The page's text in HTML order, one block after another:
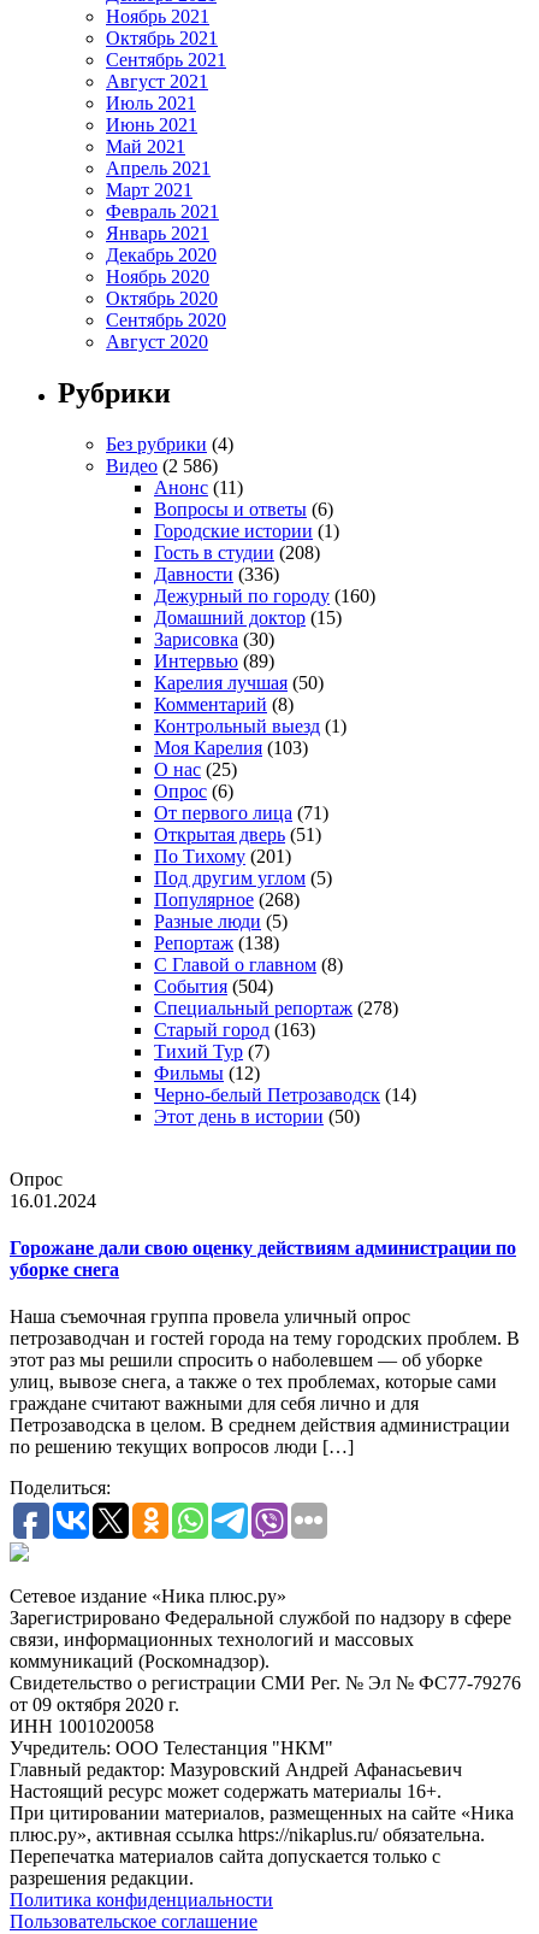
Ноябрь 2021
Октябрь 2021
Сентябрь 2021
Август 2021
Июль 2021
Июнь 2021
Май 2021
Апрель 2021
Март 2021
Февраль 2021
Январь 2021
Декабрь 2020
Ноябрь 2020
Октябрь 2020
Сентябрь 2020
Август 2020
Рубрики
Без рубрики (4)
Видео (2 586)
Анонс (11)
Вопросы и ответы (6)
Городские истории (1)
Гость в студии (208)
Давности (336)
Дежурный по городу (160)
Домашний доктор (15)
Зарисовка (30)
Интервью (89)
Карелия лучшая (50)
Комментарий (8)
Контрольный выезд (1)
Моя Карелия (103)
О нас (25)
Опрос (6)
От первого лица (71)
Открытая дверь (51)
По Тихому (201)
Под другим углом (5)
Популярное (268)
Разные люди (5)
Репортаж (138)
С Главой о главном (8)
События (504)
Специальный репортаж (278)
Старый город (163)
Тихий Тур (7)
Фильмы (12)
Черно-белый Петрозаводск (14)
Этот день в истории (50)
Опрос
16.01.2024
Горожане дали свою оценку действиям администрации по
уборке снега
Наша съемочная группа провела уличный опрос
петрозаводчан и гостей города на тему городских проблем. В
этот раз мы решили спросить о наболевшем — об уборке
улиц, вывозе снега, а также о тех проблемах, которые сами
граждане считают важными для себя лично и для
Петрозаводска в целом. В среднем действия администрации
по решению текущих вопросов люди […]
Поделиться:
Сетевое издание «Ника плюс.ру»
Зарегистрировано Федеральной службой по надзору в сфере
связи, информационных технологий и массовых
коммуникаций (Роскомнадзор).
Свидетельство о регистрации СМИ Рег. № Эл № ФС77-79276
от 09 октября 2020 г.
ИНН 1001020058
Учредитель: ООО Телестанция "НКМ"
Главный редактор: Мазуровский Андрей Афанасьевич
Настоящий ресурс может содержать материалы 16+.
При цитировании материалов, размещенных на сайте «Ника
плюс.ру», активная ссылка https://nikaplus.ru/ обязательна.
Перепечатка материалов сайта допускается только с
разрешения редакции.
Политика конфиденциальности
Пользовательское соглашение